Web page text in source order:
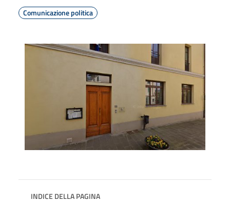
Comunicazione politica
INDICE DELLA PAGINA